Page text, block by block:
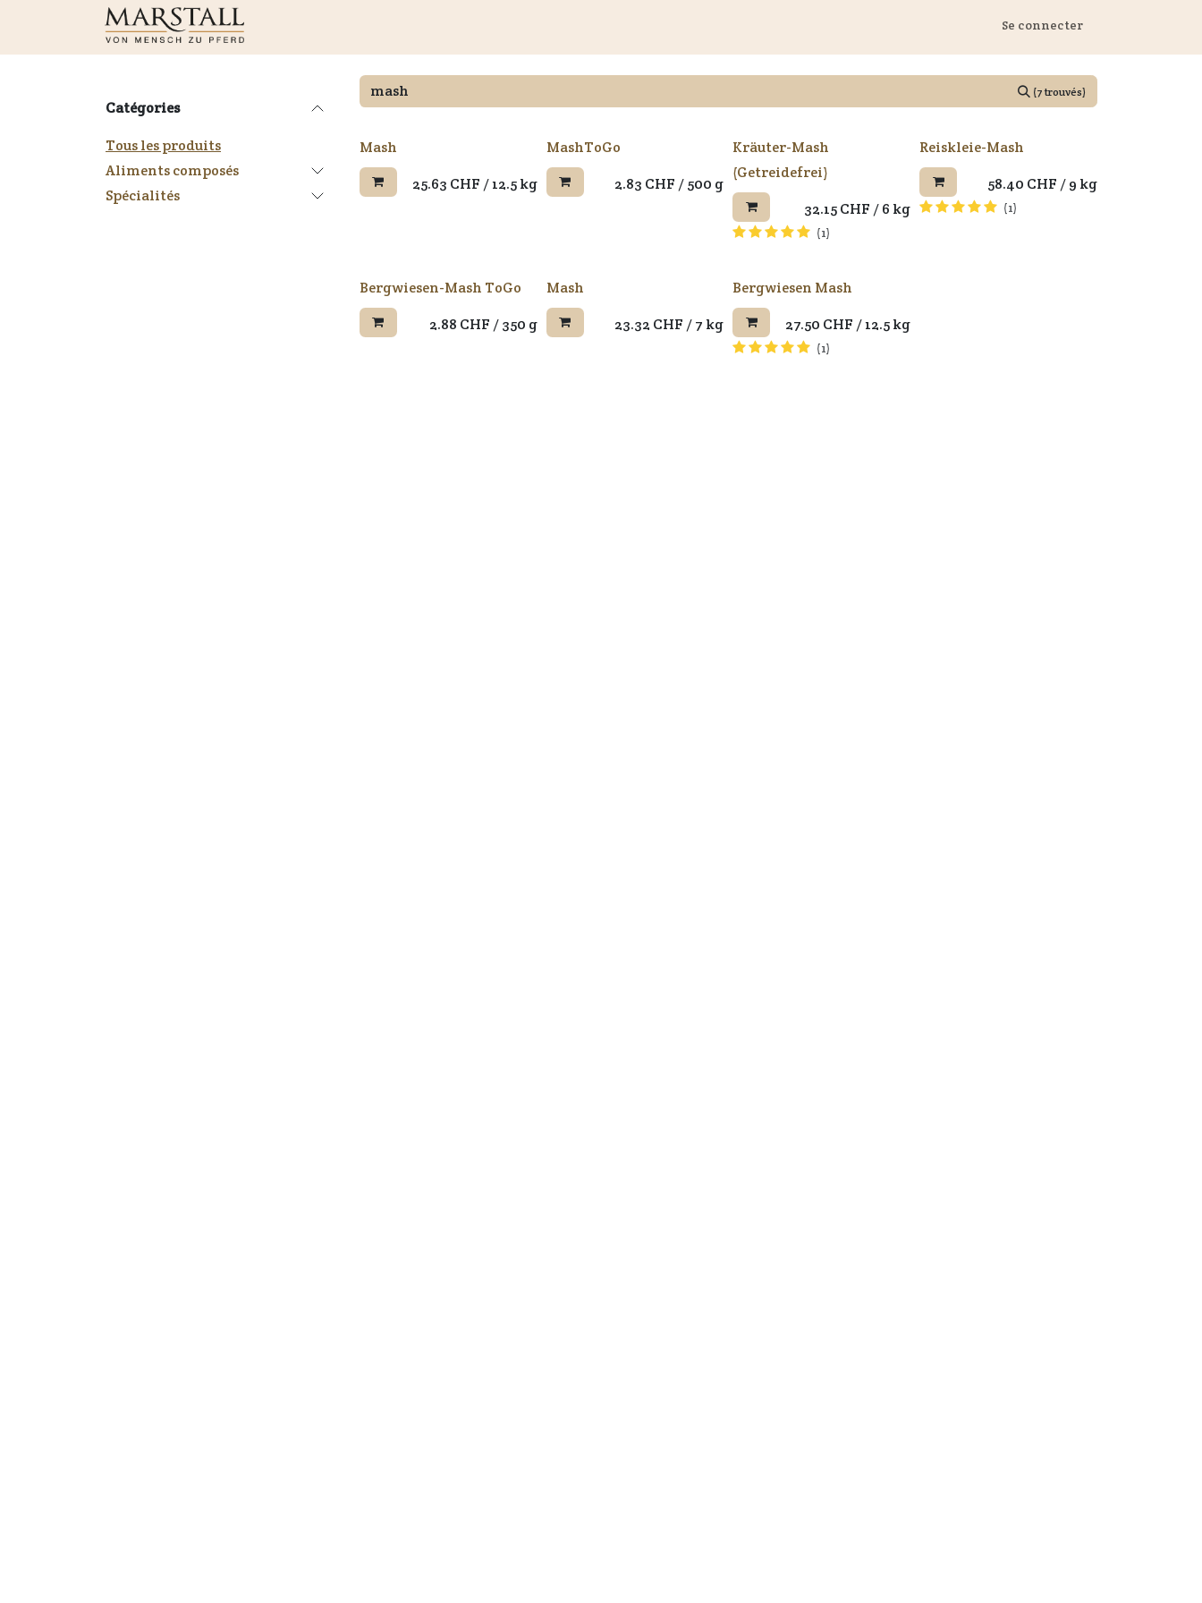
Se rendre au contenu
Se connecter
Catégories
Tous les produits
Aliments composés
Spécialités
(7 trouvés)
Mash
25.63 CHF /12.5 kg
MashToGo
2.83 CHF /500 g
Kräuter-Mash
(Getreidefrei)
32.15CHF /6 kg
(1)
Reiskleie-Mash
58.40 CHF /9 kg
(1)
Bergwiesen-Mash ToGo
2.88 CHF /350 g
Mash
23.32 CHF /7 kg
Bergwiesen Mash
27.50 CHF /12.5 kg
(1)